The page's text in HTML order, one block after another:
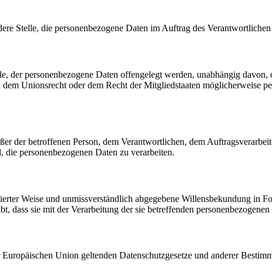
Stelle, die personenbezogene Daten im Auftrag des
der personenbezogene Daten offengelegt werden, unabhängig
Unionsrecht oder dem Recht der Mitgliedstaaten möglicherweise
der betroffenen Person, dem Verantwortlichen, dem
personenbezogenen Daten zu verarbeiten.
Weise und unmissverständlich abgegebene Willensbekundung in
sie mit der Verarbeitung der sie betreffenden
Union geltenden Datenschutzgesetze und anderer